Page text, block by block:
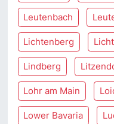
Leutenbach
Lichtenberg
Lindberg
Lohr am Main
Lower Bavaria